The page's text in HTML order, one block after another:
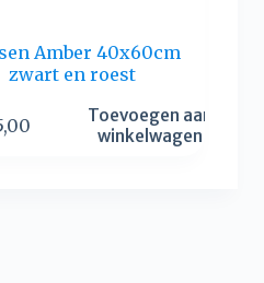
Amber 40x60cm
zwart en roest
Toevoegen aan
winkelwagen